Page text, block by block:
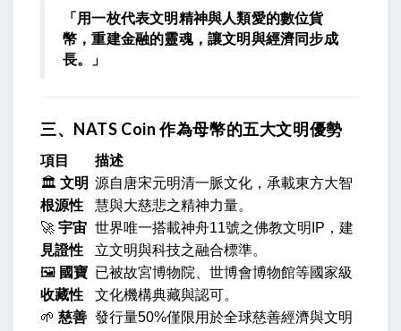
「用一枚代表文明精神與人類愛的數位貨
幣，重建金融的靈魂，讓文明與經濟同步成
長。」
三、NATS Coin 作為母幣的五大文明優勢
項目
描述
🏛️ 文明
根源性
源自唐宋元明清一脈文化，承載東方大智
慧與大慈悲之精神力量。
🚀 宇宙
見證性
世界唯一搭載神舟11號之佛教文明IP，建
立文明與科技之融合標準。
🖼️ 國寶
收藏性
已被故宮博物院、世博會博物館等國家級
文化機構典藏與認可。
🌱 慈善 發行量50%僅限用於全球慈善經濟與文明